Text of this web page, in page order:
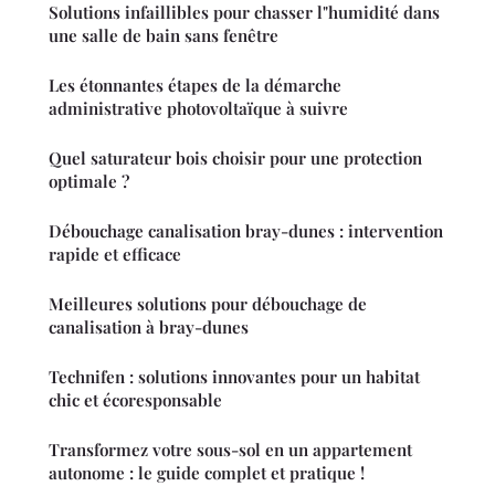
Solutions infaillibles pour chasser l"humidité dans
une salle de bain sans fenêtre
Les étonnantes étapes de la démarche
administrative photovoltaïque à suivre
Quel saturateur bois choisir pour une protection
optimale ?
Débouchage canalisation bray-dunes : intervention
rapide et efficace
Meilleures solutions pour débouchage de
canalisation à bray-dunes
Technifen : solutions innovantes pour un habitat
chic et écoresponsable
Transformez votre sous-sol en un appartement
autonome : le guide complet et pratique !